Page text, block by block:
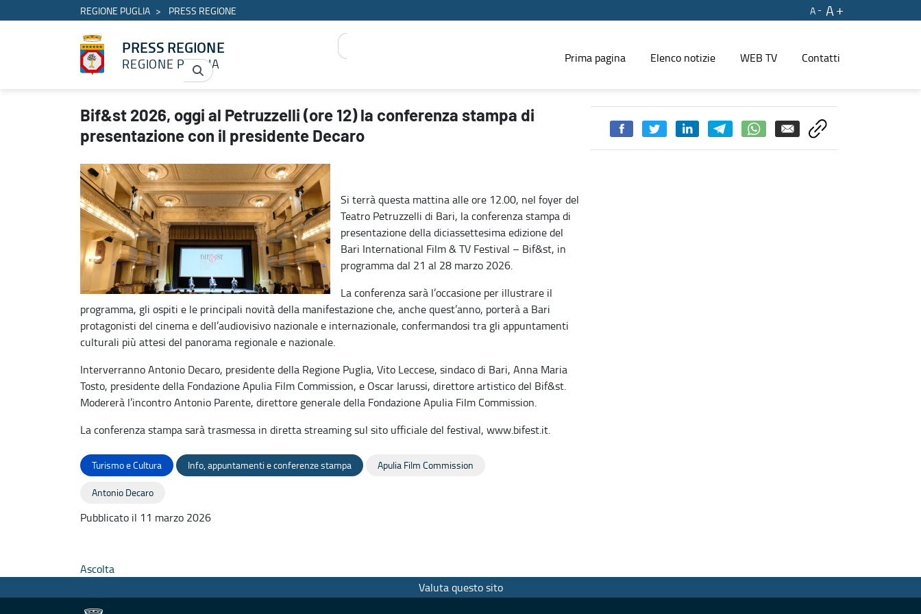
REGIONE PUGLIA PRESS REGIONE A
A
PRESS REGIONE
REGIONE PUGLIA Prima pagina Elenco notizie WEB TV Contatti
Bif&st 2026, oggi al Petruzzelli (ore 12) la conferenza stampa di presentazione con il presidente Decaro - PRESS REGIONE
Bif&st 2026, oggi al Petruzzelli (ore 12) la conferenza stampa di
presentazione con il presidente Decaro
Si terrà questa mattina alle ore 12.00, nel foyer del
Teatro Petruzzelli di Bari, la conferenza stampa di
presentazione della diciassettesima edizione del
Bari International Film & TV Festival – Bif&st, in
programma dal 21 al 28 marzo 2026.
La conferenza sarà l’occasione per illustrare il
programma, gli ospiti e le principali novità della manifestazione che, anche quest’anno, porterà a Bari
protagonisti del cinema e dell’audiovisivo nazionale e internazionale, confermandosi tra gli appuntamenti
culturali più attesi del panorama regionale e nazionale.
Interverranno Antonio Decaro, presidente della Regione Puglia, Vito Leccese, sindaco di Bari, Anna Maria
Tosto, presidente della Fondazione Apulia Film Commission, e Oscar Iarussi, direttore artistico del Bif&st.
Modererà l’incontro Antonio Parente, direttore generale della Fondazione Apulia Film Commission.
La conferenza stampa sarà trasmessa in diretta streaming sul sito ufficiale del festival, www.bifest.it.
Turismo e Cultura Info, appuntamenti e conferenze stampa Apulia Film Commission
Antonio Decaro
Pubblicato il 11 marzo 2026
Ascolta
Valuta questo sito